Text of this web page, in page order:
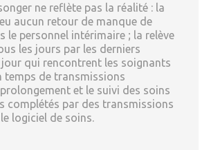
ne reflète pas la réalité : la
aucun retour de manque de
le personnel intérimaire ; la relève
les jours par les derniers
qui rencontrent les soignants
temps de transmissions
et le suivi des soins
complétés par des transmissions
logiciel de soins.